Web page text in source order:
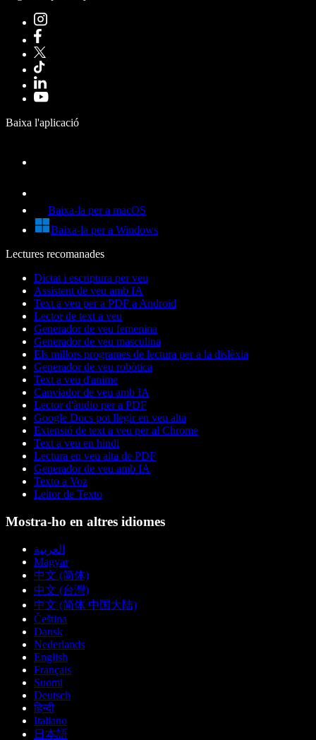
Baixa l'aplicació
Baixa-la per a macOS
Baixa-la per a Windows
Lectures recomanades
Dictat i escriptura per veu
Assistent de veu amb IA
Text a veu per a PDF a Android
Lector de text a veu
Generador de veu femenina
Generador de veu masculina
Els millors programes de lectura per a la dislèxia
Generador de veu robòtica
Text a veu d'anime
Canviador de veu amb IA
Lector d'àudio per a PDF
Google Docs pot llegir en veu alta
Extensió de text a veu per al Chrome
Text a veu en hindi
Lectura en veu alta de PDF
Generador de veu amb IA
Texto a Voz
Leitor de Texto
Mostra-ho en altres idiomes
العربية
Magyar
中文 (简体)
中文 (台灣)
中文 (简体 中国大陆)
Čeština
Dansk
Nederlands
English
Français
Suomi
Deutsch
हिन्दी
Italiano
日本語